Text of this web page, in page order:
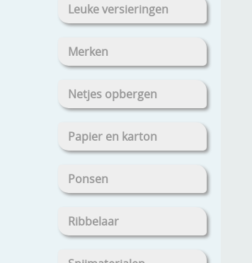
Leuke versieringen
Merken
Netjes opbergen
Papier en karton
Ponsen
Ribbelaar